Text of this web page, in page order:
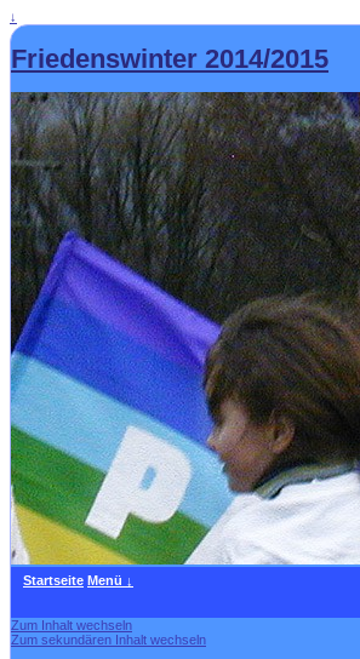
↓
Friedenswinter 2014/2015
Startseite Menü ↓
Zum Inhalt wechseln
Zum sekundären Inhalt wechseln